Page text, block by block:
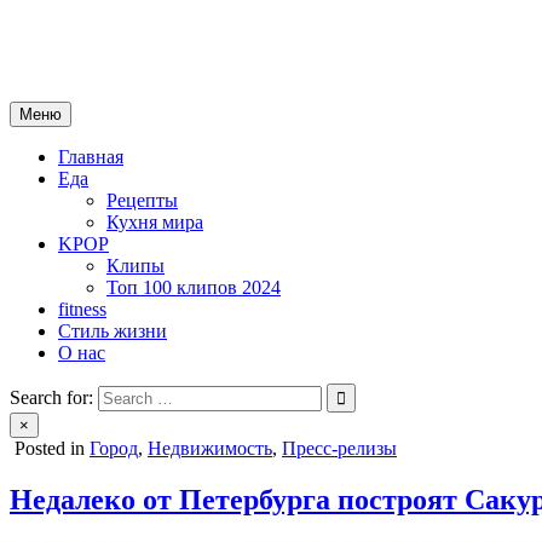
Меню
Главная
Еда
Рецепты
Кухня мира
KPOP
Клипы
Топ 100 клипов 2024
fitness
Стиль жизни
О нас
Search for:
×
Posted in Город, Недвижимость, Пресс-релизы
Недалеко от Петербурга построят